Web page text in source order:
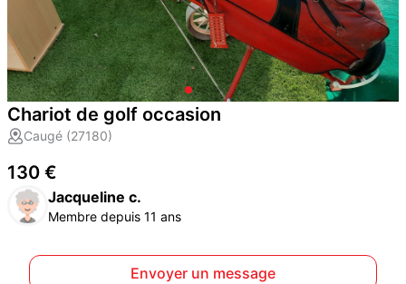
Chariot de golf occasion
Caugé (27180)
130 €
Jacqueline c.
Membre depuis 11 ans
Envoyer un message